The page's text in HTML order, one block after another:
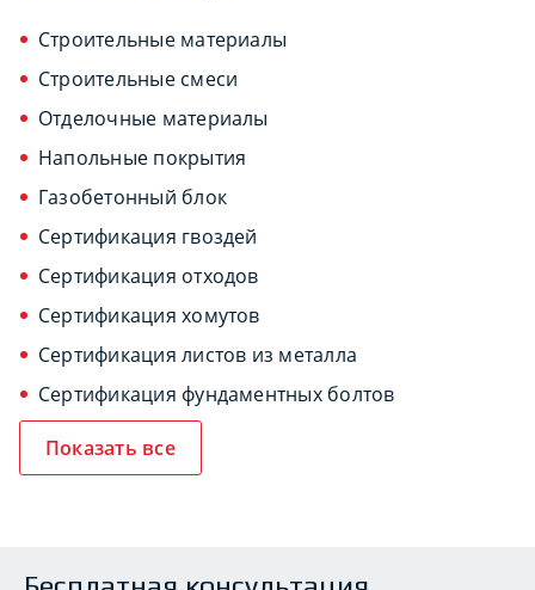
Строительные материалы
Строительные смеси
Отделочные материалы
Напольные покрытия
Газобетонный блок
Сертификация гвоздей
Сертификация отходов
Сертификация хомутов
Сертификация листов из металла
Сертификация фундаментных болтов
Показать все